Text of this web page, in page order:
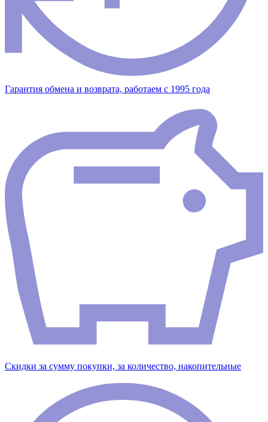
Гарантия обмена и возврата, работаем с 1995 года
Скидки за сумму покупки, за количество, накопительные